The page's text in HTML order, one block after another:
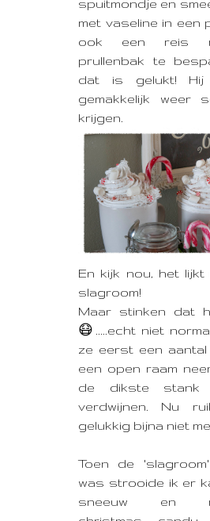
spuitmondje en
met vaseline in een
ook een reis
prullenbak te
dat is gelukt!
gemakkelijk weer
krijgen.
En kijk nou, het
slagroom!
Maar stinken dat
😷.....echt niet
ze eerst een
een open raam
de dikste stank
verdwijnen. Nu
gelukkig bijna niet
Toen de
was strooide ik er
sneeuw en